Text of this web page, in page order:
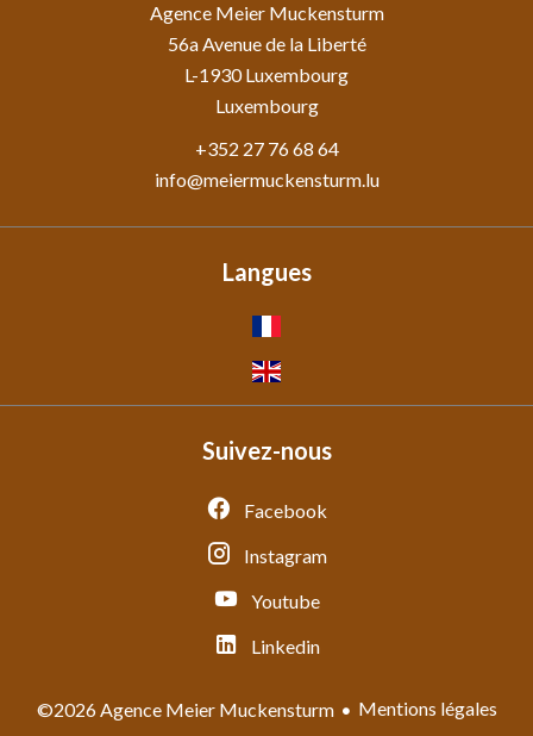
Agence Meier Muckensturm
56a Avenue de la Liberté
L-1930Luxembourg
Luxembourg
+352 27 76 68 64
info@meiermuckensturm.lu
Langues
Suivez-nous
Facebook
Instagram
Youtube
Linkedin
©2026 Agence Meier Muckensturm
Mentions légales